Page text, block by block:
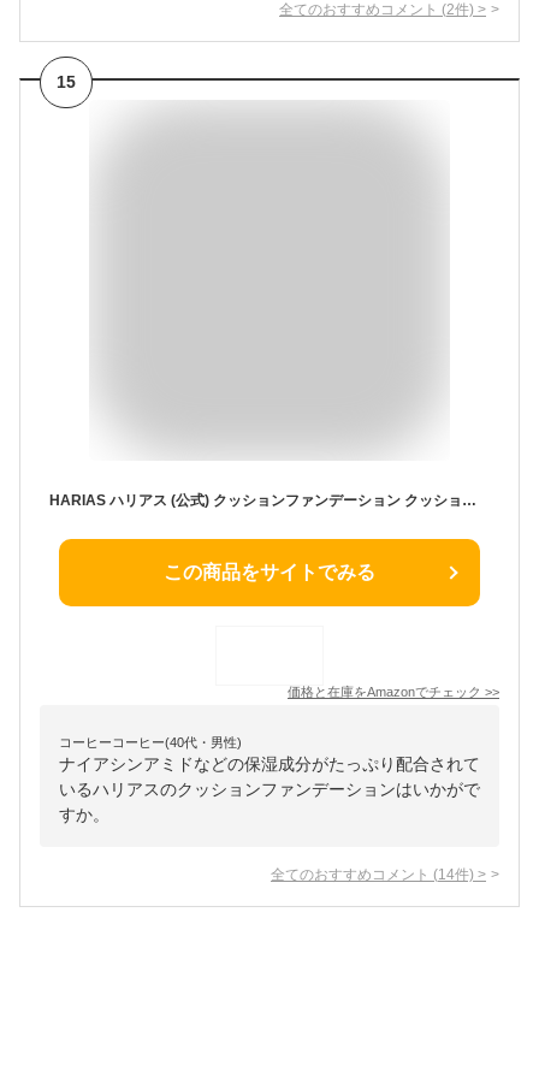
全てのおすすめコメント (2件) >
15
HARIAS ハリアス (公式) クッションファンデーション クッションファンデ SPF50+ ナイアシンアミド 医薬部外品 美容液 ファンデーション 人気ランキング (オークル)
この商品をサイトでみる
価格と在庫をAmazonでチェック >>
コーヒーコーヒー(40代・男性)
ナイアシンアミドなどの保湿成分がたっぷり配合されて
いるハリアスのクッションファンデーションはいかがで
すか。
全てのおすすめコメント (14件) >